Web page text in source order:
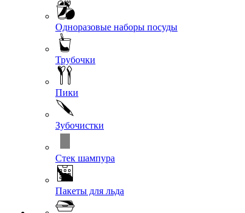
Одноразовые наборы посуды
Трубочки
Пики
Зубочистки
Стек шампура
Пакеты для льда